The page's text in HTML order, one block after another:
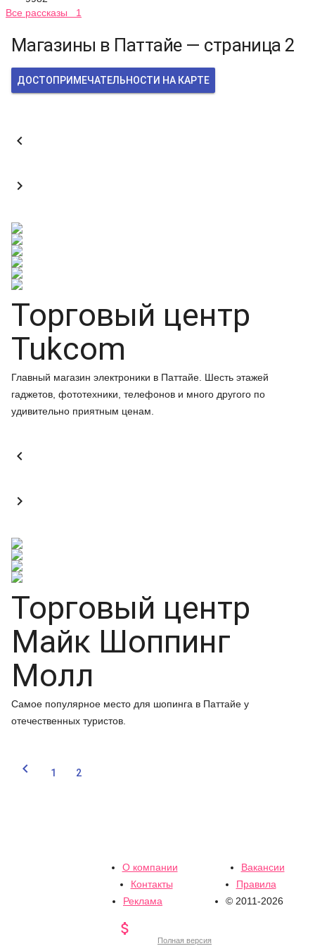
Все рассказы 1
Магазины в Паттайе — страница 2
ДОСТОПРИМЕЧАТЕЛЬНОСТИ НА КАРТЕ


Торговый центр
Tukcom
Главный магазин электроники в Паттайе. Шесть этажей
гаджетов, фототехники, телефонов и много другого по
удивительно приятным ценам.


Торговый центр
Майк Шоппинг
Молл
Самое популярное место для шопинга в Паттайе у
отечественных туристов.
 1 2
О компании
Вакансии
Контакты
Правила
Реклама
© 2011-2026

Полная версия